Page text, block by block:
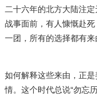
二十六年的北方大陆注
战事面前，有人慷慨赴
一团，所有的选择都有来
如何解释这些来由，正
情。这个时代总说“勿忘